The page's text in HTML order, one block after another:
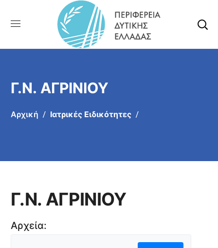
Γ.Ν. ΑΓΡΙΝΙΟΥ
Αρχική Ιατρικές Ειδικότητες
Γ.Ν. ΑΓΡΙΝΙΟΥ
Αρχεία: